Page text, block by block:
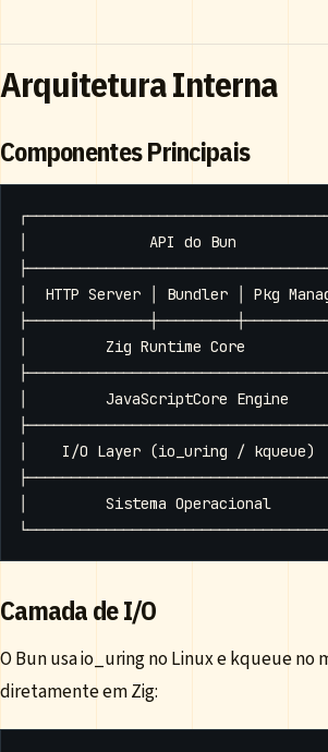
Arquitetura Interna
Componentes Principais
Camada de I/O
O Bun usa io_uring no Linux e kqueue
diretamente em Zig: